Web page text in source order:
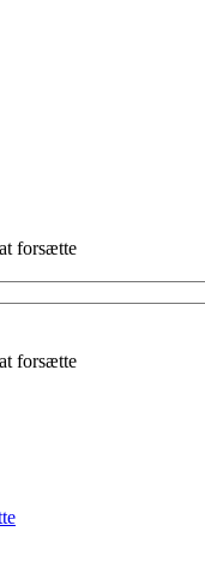
forsætte
forsætte